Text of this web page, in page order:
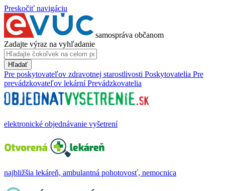
Preskočiť navigáciu
samospráva občanom
Zadajte výraz na vyhľadanie
Hľadať
Pre poskytovateľov zdravotnej starostlivosti Poskytovatelia Pre
prevádzkovateľov lekární Prevádzkovatelia
elektronické objednávanie vyšetrení
najbližšia lekáreň, ambulantná pohotovosť, nemocnica